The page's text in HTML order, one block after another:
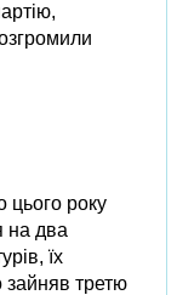
цього року
на два
їх
третю